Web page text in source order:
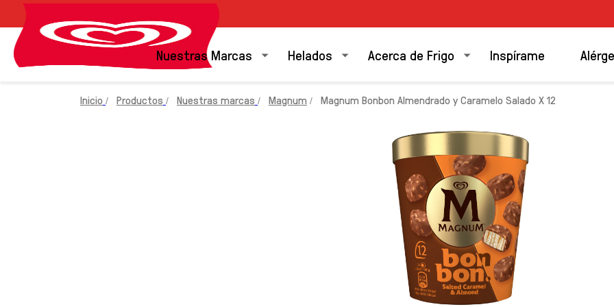
Nuestras Marcas Helados Acerca de Frigo Inspírame
Inicio Productos Nuestras marcas Magnum Magnum Bonbon Almendrado y Caramelo Salado X 12